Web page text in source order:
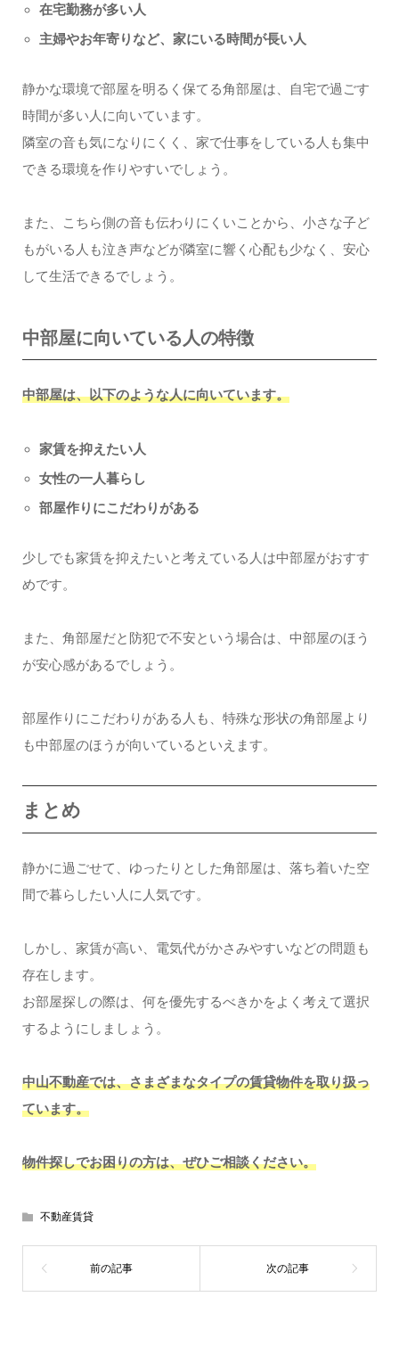
在宅勤務が多い人
主婦やお年寄りなど、家にいる時間が長い人
静かな環境で部屋を明るく保てる角部屋は、自宅で過ごす
時間が多い人に向いています。
隣室の音も気になりにくく、家で仕事をしている人も集中
できる環境を作りやすいでしょう。
また、こちら側の音も伝わりにくいことから、小さな子ど
もがいる人も泣き声などが隣室に響く心配も少なく、安心
して生活できるでしょう。
中部屋に向いている人の特徴
中部屋は、以下のような人に向いています。
家賃を抑えたい人
女性の一人暮らし
部屋作りにこだわりがある
少しでも家賃を抑えたいと考えている人は中部屋がおすす
めです。
また、角部屋だと防犯で不安という場合は、中部屋のほう
が安心感があるでしょう。
部屋作りにこだわりがある人も、特殊な形状の角部屋より
も中部屋のほうが向いているといえます。
まとめ
静かに過ごせて、ゆったりとした角部屋は、落ち着いた空
間で暮らしたい人に人気です。
しかし、家賃が高い、電気代がかさみやすいなどの問題も
存在します。
お部屋探しの際は、何を優先するべきかをよく考えて選択
するようにしましょう。
中山不動産では、さまざまなタイプの賃貸物件を取り扱っ
ています。
物件探しでお困りの方は、ぜひご相談ください。
不動産賃貸